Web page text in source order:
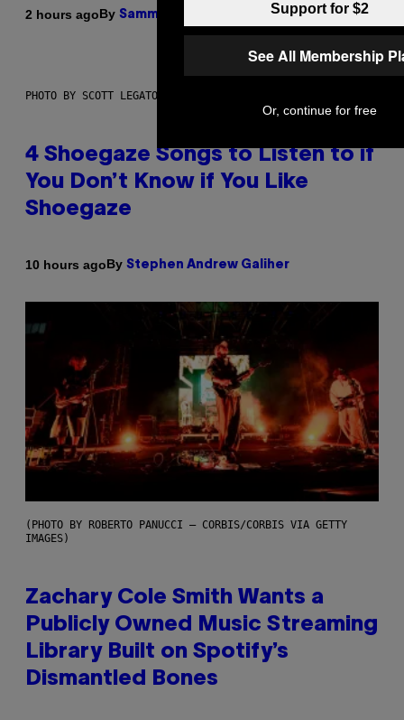
2 hours agoBy Sammi Caramela
PHOTO BY SCOTT LEGATO/GETTY IMAGES
4 Shoegaze Songs to Listen to if
You Don’t Know if You Like
Shoegaze
10 hours agoBy Stephen Andrew Galiher
(PHOTO BY ROBERTO PANUCCI – CORBIS/CORBIS VIA GETTY
IMAGES)
Zachary Cole Smith Wants a
Publicly Owned Music Streaming
Library Built on Spotify’s
Dismantled Bones
Support for $2
See All Membership
Or, continue for free